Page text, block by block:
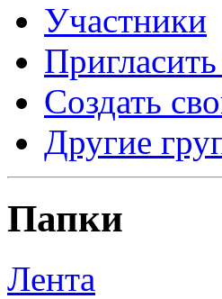
Участники
Создать
Другие
Папки
Лента